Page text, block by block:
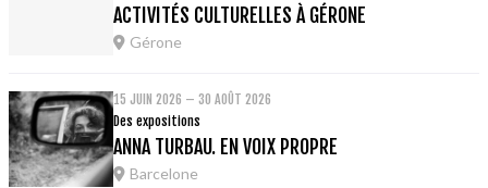
ACTIVITÉS CULTURELLES À GÉRONE
Gérone
15 JUIN 2026 – 30 AOÛT 2026
Des expositions
ANNA TURBAU. EN VOIX PROPRE
Barcelone